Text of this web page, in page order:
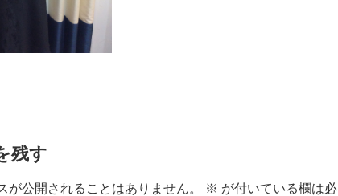
残す
が公開されることはありません。 ※ が付いている欄は必